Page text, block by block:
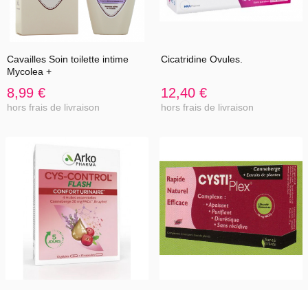
Cavailles Soin toilette intime
Mycolea +
8,99 €
hors frais de livraison
Cicatridine Ovules.
12,40 €
hors frais de livraison